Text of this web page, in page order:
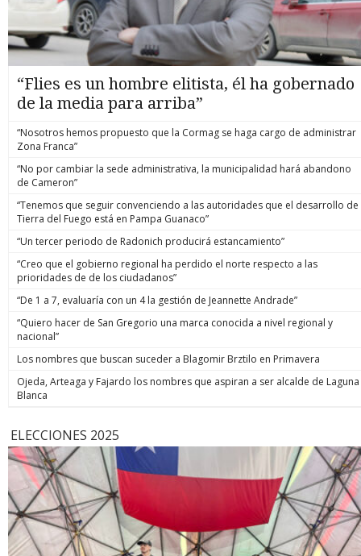
“Flies es un hombre elitista, él ha gobernado
de la media para arriba”
“Nosotros hemos propuesto que la Cormag se haga cargo de administrar
Zona Franca”
“No por cambiar la sede administrativa, la municipalidad hará abandono
de Cameron”
“Tenemos que seguir convenciendo a las autoridades que el desarrollo de
Tierra del Fuego está en Pampa Guanaco”
“Un tercer periodo de Radonich producirá estancamiento”
“Creo que el gobierno regional ha perdido el norte respecto a las
prioridades de de los ciudadanos”
“De 1 a 7, evaluaría con un 4 la gestión de Jeannette Andrade”
“Quiero hacer de San Gregorio una marca conocida a nivel regional y
nacional”
Los nombres que buscan suceder a Blagomir Brztilo en Primavera
Ojeda, Arteaga y Fajardo los nombres que aspiran a ser alcalde de Laguna
Blanca
ELECCIONES 2025